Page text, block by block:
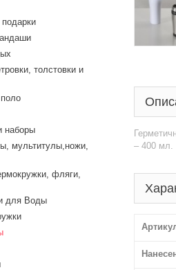
– 400 мл.
толстовки и
наборы
мультитулы,ножи,
фляги,
для Воды